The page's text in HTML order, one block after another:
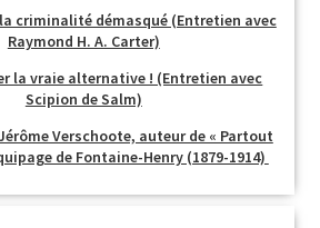
criminalité démasqué (Entretien avec
Raymond H. A. Carter)
la vraie alternative ! (Entretien avec
Scipion de Salm)
Verschoote, auteur de « Partout
de Fontaine-Henry (1879-1914)